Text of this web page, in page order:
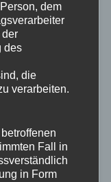
– Ursache
Andernach in
brach das
in der Folge
dem
des
die
verarbeiten.
Fall in
in Form